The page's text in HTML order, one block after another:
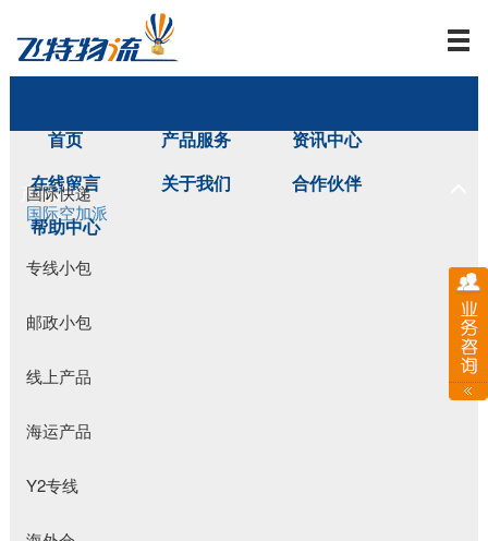
首页 产品服务
资讯中心
在线留言
关于我们
合作伙伴
帮助中心
产品服务
国际快递
国际空加派
专线小包
邮政小包
线上产品
海运产品
Y2专线